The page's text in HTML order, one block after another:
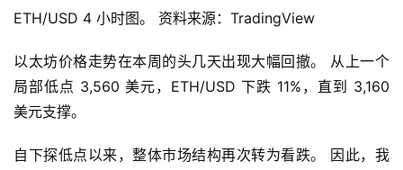
ETH/USD 4 小时图。 资料来源：TradingView
以太坊价格走势在本周的头几天出现大幅回撤。 从上一个
局部低点 3,560 美元，ETH/USD 下跌 11%，直到 3,160
美元支撑。
自下探低点以来，整体市场结构再次转为看跌。 因此，我